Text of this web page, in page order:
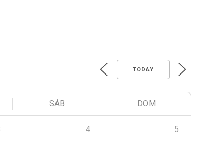
TODAY
SÁB DOM
4 5